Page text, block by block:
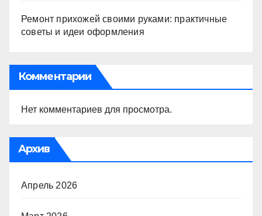
Ремонт прихожей своими руками: практичные
советы и идеи оформления
Комментарии
Нет комментариев для просмотра.
Архив
Апрель 2026